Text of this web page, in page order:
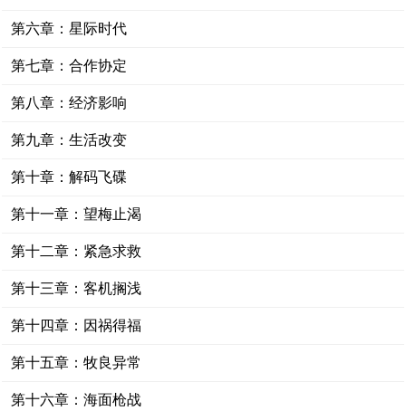
第六章：星际时代
第七章：合作协定
第八章：经济影响
第九章：生活改变
第十章：解码飞碟
第十一章：望梅止渴
第十二章：紧急求救
第十三章：客机搁浅
第十四章：因祸得福
第十五章：牧良异常
第十六章：海面枪战